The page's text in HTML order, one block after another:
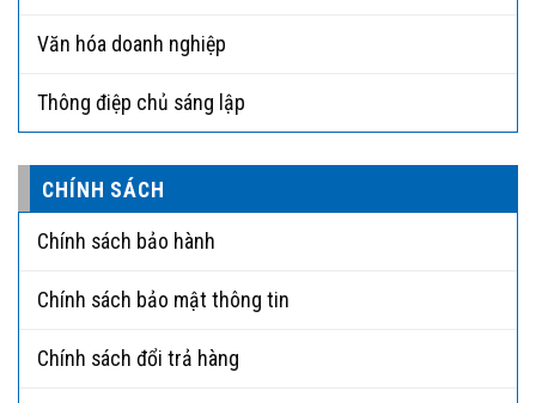
Văn hóa doanh nghiệp
Thông điệp chủ sáng lập
CHÍNH SÁCH
Chính sách bảo hành
Chính sách bảo mật thông tin
Chính sách đổi trả hàng